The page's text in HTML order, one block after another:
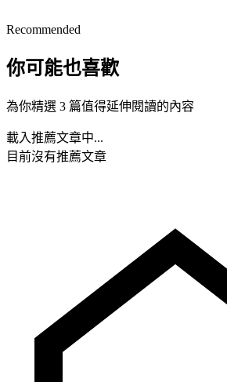
Recommended
你可能也喜歡
為你精選 3 篇值得延伸閱讀的內容
載入推薦文章中...
目前沒有推薦文章